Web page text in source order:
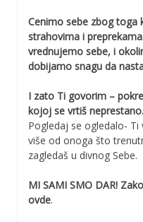
Cenimo sebe zbog toga
strahovima i
vrednujemo sebe, i
dobijamo snagu da
I zato Ti govorim –
kojoj se vrtiš
Pogledaj se ogledalo-
više od onoga što
zagledaš u divnog Sebe.
MI SAMI SMO DAR!
ovde.